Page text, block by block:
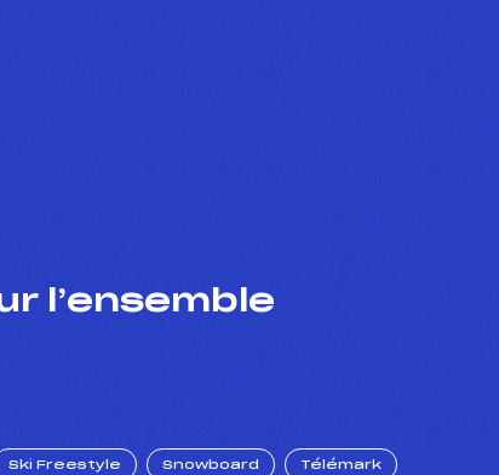
l’ensemble
Ski Freestyle Snowboard Télémark